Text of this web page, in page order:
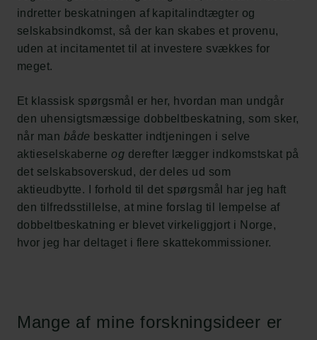
indretter beskatningen af kapitalindtægter og
selskabsindkomst, så der kan skabes et provenu,
uden at incitamentet til at investere svækkes for
meget.
Et klassisk spørgsmål er her, hvordan man undgår
den uhensigtsmæssige dobbeltbeskatning, som sker,
når man både beskatter indtjeningen i selve
aktieselskaberneog derefter lægger indkomstskat på
det selskabsoverskud, der deles ud som
aktieudbytte. I forhold til det spørgsmål har jeg haft
den tilfredsstillelse, at mine forslag til lempelse af
dobbeltbeskatning er blevet virkeliggjort i Norge,
hvor jeg har deltaget i flere skattekommissioner.
Mange af mine forskningsideer er